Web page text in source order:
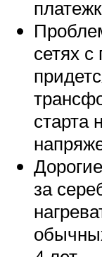
сетях
старта
за